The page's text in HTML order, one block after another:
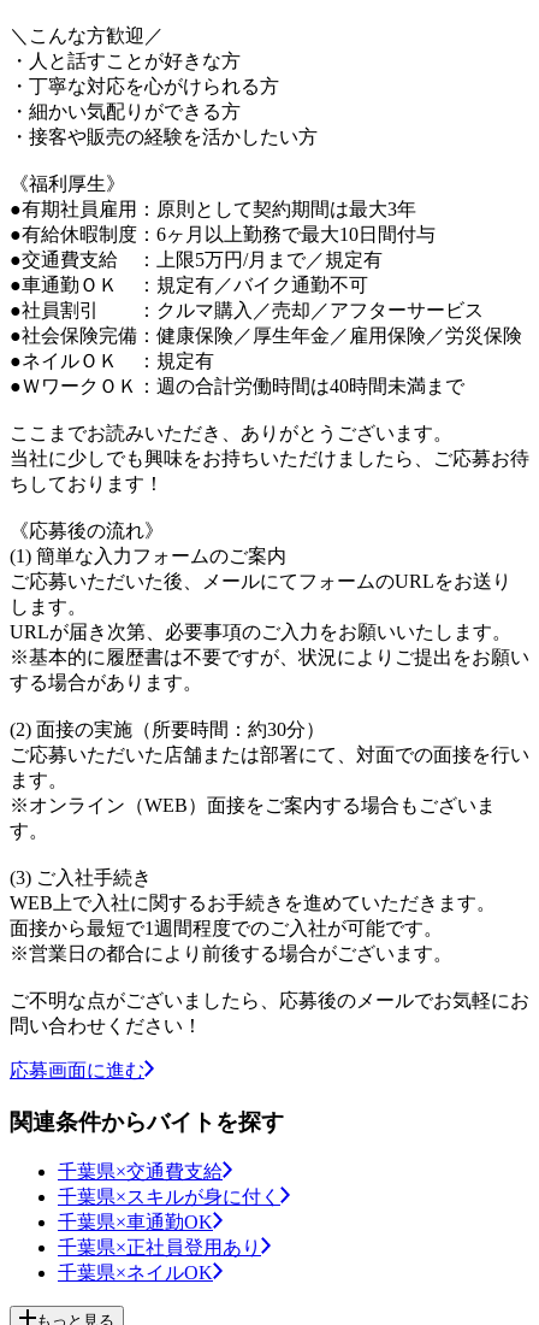
＼こんな方歓迎／
・人と話すことが好きな方
・丁寧な対応を心がけられる方
・細かい気配りができる方
・接客や販売の経験を活かしたい方
《福利厚生》
●有期社員雇用：原則として契約期間は最大3年
●有給休暇制度：6ヶ月以上勤務で最大10日間付与
●交通費支給 ：上限5万円/月まで／規定有
●車通勤ＯＫ ：規定有／バイク通勤不可
●社員割引 ：クルマ購入／売却／アフターサービス
●社会保険完備：健康保険／厚生年金／雇用保険／労災保険
●ネイルＯＫ ：規定有
●ＷワークＯＫ：週の合計労働時間は40時間未満まで
ここまでお読みいただき、ありがとうございます。
当社に少しでも興味をお持ちいただけましたら、ご応募お待
ちしております！
《応募後の流れ》
(1) 簡単な入力フォームのご案内
ご応募いただいた後、メールにてフォームのURLをお送り
します。
URLが届き次第、必要事項のご入力をお願いいたします。
※基本的に履歴書は不要ですが、状況によりご提出をお願い
する場合があります。
(2) 面接の実施（所要時間：約30分）
ご応募いただいた店舗または部署にて、対面での面接を行い
ます。
※オンライン（WEB）面接をご案内する場合もございま
す。
(3) ご入社手続き
WEB上で入社に関するお手続きを進めていただきます。
面接から最短で1週間程度でのご入社が可能です。
※営業日の都合により前後する場合がございます。
ご不明な点がございましたら、応募後のメールでお気軽にお
問い合わせください！
応募画面に進む
関連条件からバイトを探す
千葉県×交通費支給
千葉県×スキルが身に付く
千葉県×車通勤OK
千葉県×正社員登用あり
千葉県×ネイルOK
もっと見る